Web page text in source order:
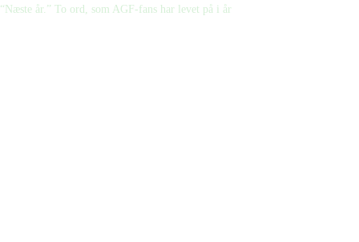
“Næste år.” To ord, som AGF-fans har levet på i år